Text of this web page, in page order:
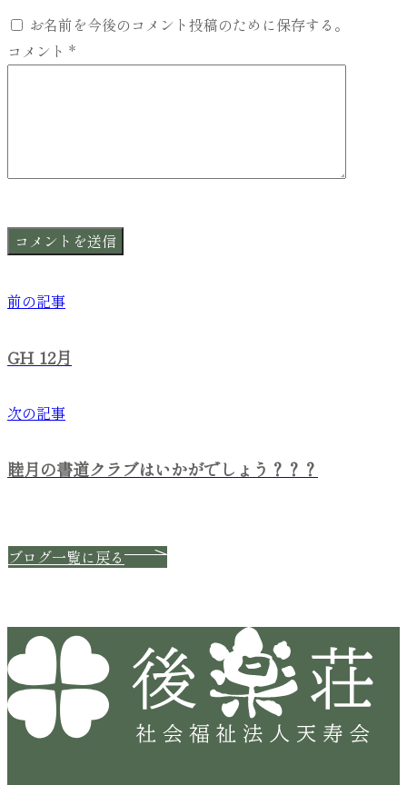
お名前を今後のコメント投稿のために保存する。
コメント *
前の記事
GH 12月
次の記事
睦月の書道クラブはいかがでしょう？？？
ブログ一覧に戻る